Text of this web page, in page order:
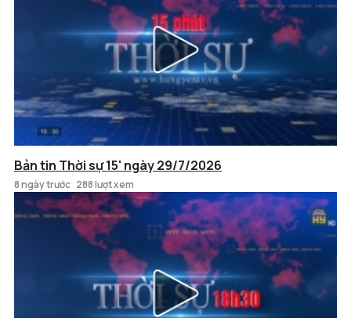
Bản tin Thời sự 15' ngày 29/7/2026
8 ngày trước 288 lượt xem